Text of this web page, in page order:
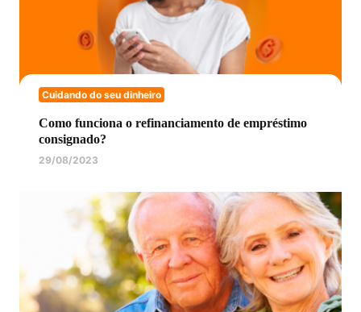
Cuidando do seu dinheiro
Como funciona o refinanciamento de empréstimo
consignado?
29/08/2023